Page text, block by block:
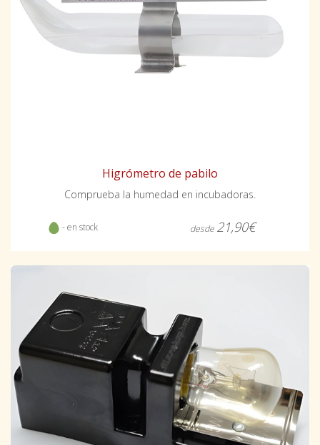
Higrómetro de pabilo
Comprueba la humedad en incubadoras.
- en stock desde 21,90€